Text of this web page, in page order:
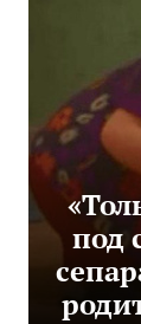
под